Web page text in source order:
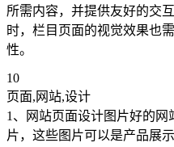
所需内容，并提供友好的交
时，栏目页面的视觉效果也
性。
10
页面,网站,设计
1、网站页面设计图片好的网
片，这些图片可以是产品展